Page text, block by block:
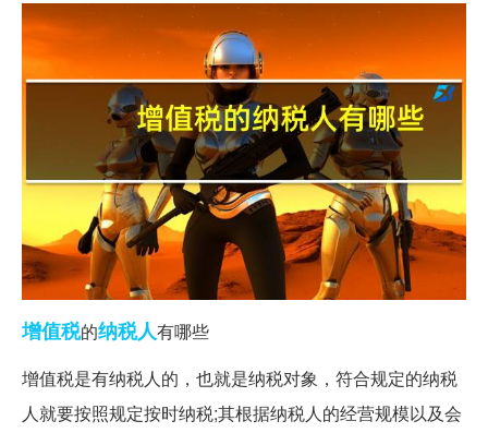
增值税的纳税人有哪些
增值税是有纳税人的，也就是纳税对象，符合规定的纳税
人就要按照规定按时纳税;其根据纳税人的经营规模以及会